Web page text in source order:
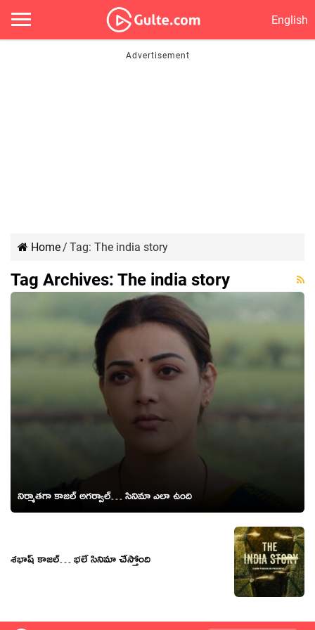
English
Home/ Tag: The india story
Tag Archives: The india story
నిర్మాతగా కాజల్ అగర్వాల్… సినిమా ఎలా ఉంది
శభాష్ కాజల్… భలే సినిమా చేస్తోంది